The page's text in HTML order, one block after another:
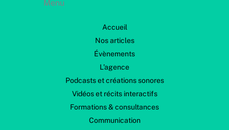
Menu
Accueil
Nos articles
Évènements
L’agence
Podcasts et créations sonores
Vidéos et récits interactifs
Formations & consultances
Communication